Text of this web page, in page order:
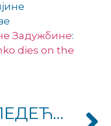
Задужбине:
dies on the
СЛЕДЕЋИ ЧЛАНАК